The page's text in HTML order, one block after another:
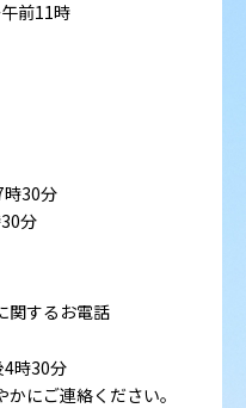
前11時
時30分
分
関するお電話
4時30分
にご連絡ください。